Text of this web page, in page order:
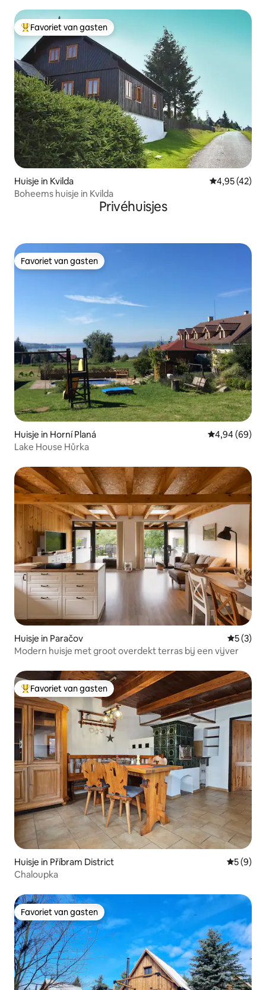
Topfavoriet van gasten
Favoriet van gasten
Huisje in Kvilda Gemiddelde
4,95 (42)
Boheems huisje in Kvilda
Privéhuisjes
Favoriet van gasten
Favoriet van gasten
Huisje in Horní Planá Gemiddelde
4,94 (69)
Lake House Hůrka
Huisje in Paračov
5 (3)
Modern huisje met groot overdekt terras bij een vijver
Topfavoriet van gasten
Favoriet van gasten
Huisje in Příbram District
5 (9)
Chaloupka
Favoriet van gasten
Favoriet van gasten